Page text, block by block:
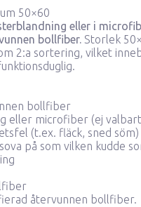
50×60
eller i
bollfiber. Storlek
2:a sortering, vilket
bollfiber
eller microfiber (ej
(t.ex. fläck, sned söm)
på som vilken kudde
återvunnen bollfiber.